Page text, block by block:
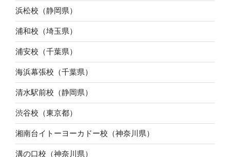
浜松校（静岡県）
浦和校（埼玉県）
浦安校（千葉県）
海浜幕張校（千葉県）
清水駅前校（静岡県）
渋谷校（東京都）
湘南台イトーヨーカドー校（神奈川県）
溝の口校（神奈川県）